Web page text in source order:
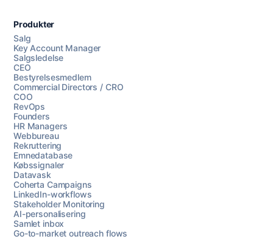
Produkter
Salg
Key Account Manager
Salgsledelse
CEO
Bestyrelsesmedlem
Commercial Directors / CRO
COO
RevOps
Founders
HR Managers
Webbureau
Rekruttering
Emnedatabase
Købssignaler
Datavask
Coherta Campaigns
LinkedIn-workflows
Stakeholder Monitoring
AI-personalisering
Samlet inbox
Go-to-market outreach flows